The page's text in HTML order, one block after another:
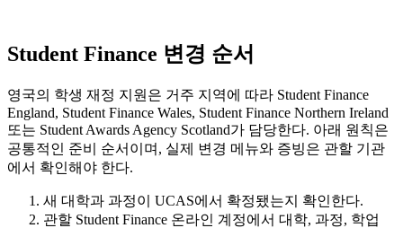
Student Finance 변경 순서
영국의 학생 재정 지원은 거주 지역에 따라 Student Finance
England, Student Finance Wales, Student Finance Northern Ireland
또는 Student Awards Agency Scotland가 담당한다. 아래 원칙은
공통적인 준비 순서이며, 실제 변경 메뉴와 증빙은 관할 기관
에서 확인해야 한다.
새 대학과 과정이 UCAS에서 확정됐는지 확인한다.
관할 Student Finance 온라인 계정에서 대학, 과정, 학업